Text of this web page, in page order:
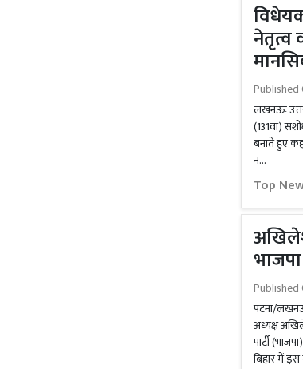
नेतृत्व
Published
लखनऊः
(131वां)
बनाते हुए
न...
Top
Published
पटना/
अध्यक्ष
पार्टी
बिहार में इस